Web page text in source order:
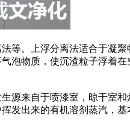
。上浮分离法适合于凝聚
泡物质，使沉渣粒子浮着
来自于喷漆室，晾干室和
发出来的有机溶剂蒸汽，